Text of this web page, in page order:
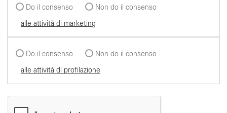
Do il consenso
Non do il consenso
alle attività di marketing
Do il consenso
Non do il consenso
alle attività di profilazione